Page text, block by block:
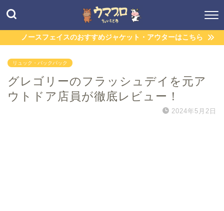
ノースフェイスのおすすめジャケット・アウターはこちら
リュック・バックパック
グレゴリーのフラッシュデイを元ア
ウトドア店員が徹底レビュー！
2024年5月2日